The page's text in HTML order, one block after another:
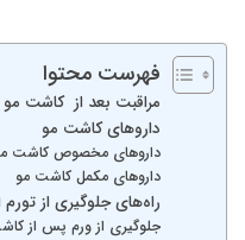
فهرست محتوا
مراقبت‌ بعد از کاشت
داروهای کاشت مو
داروهای مخصوص کاشت
داروهای مکمل کاشت مو
راه‌های جلوگیری از
جلوگیری از ورم پس از